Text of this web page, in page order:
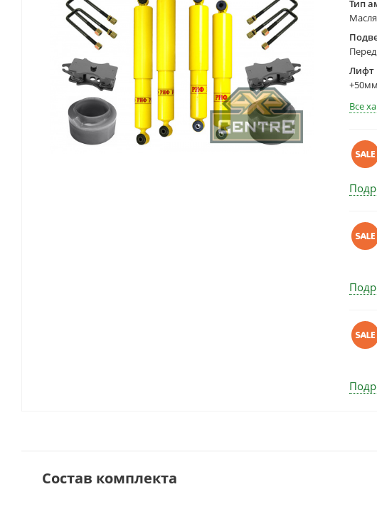
Тип
Лифт
+50мм
Все
Состав комплекта